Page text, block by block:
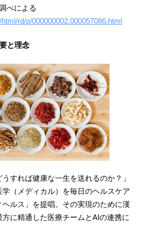
べによる
rd/p/000000002.000057086.html
と理念
すれば健康な一生を送れるのか？」
（メディカル）を毎日のヘルスケア
ルス」を提唱。その実現のために漢
に精通した医療チームとAIの連携に